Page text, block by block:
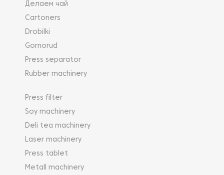
Делаем чай
Cartoners
Drobilki
Gornorud
Press separator
Rubber machinery
Press filter
Soy machinery
Deli tea machinery
Laser machinery
Press tablet
Metall machinery